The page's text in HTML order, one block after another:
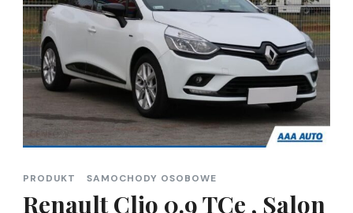
PRODUKT SAMOCHODY OSOBOWE
Renault Clio 0.9 TCe , Salon